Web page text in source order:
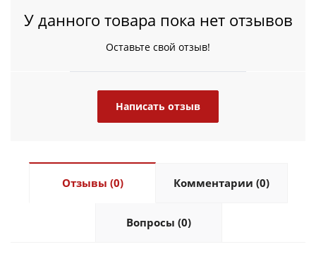
У данного товара пока нет отзывов
Оставьте свой отзыв!
Написать отзыв
Отзывы (0) Комментарии (0)
Вопросы (0)